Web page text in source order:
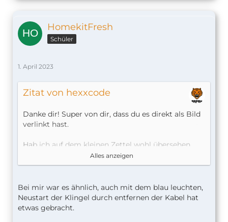
HomekitFresh
Schüler
1. April 2023
Zitat von hexxcode
Danke dir! Super von dir, dass du es direkt als Bild
verlinkt hast.
Hab ich auf dem kleinen Zettel wohl übersehen
und war noch nicht so weit es zu googeln
ich komischerweise Aufzeichnungen aus diesem
Zeitraum, kann aber nichts anschauen.
Alles anzeigen
Bei mir war es ähnlich, auch mit dem blau leuchten,
Neustart der Klingel durch entfernen der Kabel hat
etwas gebracht.